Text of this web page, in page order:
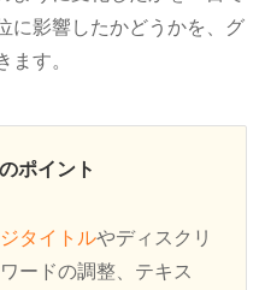
に影響したかどうかを、グ
す。
ポイント
タイトルやディスクリ
ードの調整、テキス